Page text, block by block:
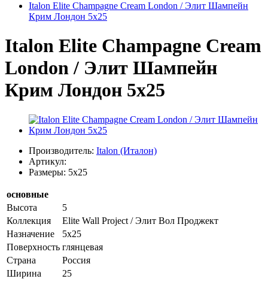
Italon Elite Champagne Cream London / Элит Шампейн
Крим Лондон 5х25
Italon Elite Champagne Cream
London / Элит Шампейн
Крим Лондон 5х25
Производитель: Italon (Италон)
Артикул:
Размеры: 5x25
основные
Высота
5
Коллекция
Elite Wall Project / Элит Вол Проджект
Назначение
5х25
Поверхность глянцевая
Страна
Россия
Ширина
25